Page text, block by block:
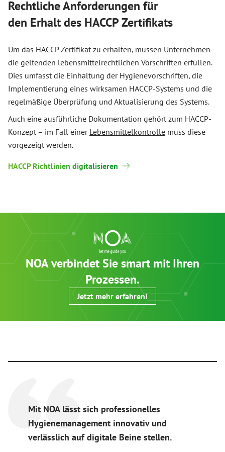
Rechtliche Anforderungen für
den Erhalt des HACCP Zertifikats
Um das HACCP Zertifikat zu erhalten, müssen Unternehmen
die geltenden lebensmittelrechtlichen Vorschriften erfüllen.
Dies umfasst die Einhaltung der Hygienevorschriften, die
Implementierung eines wirksamen HACCP-Systems und die
regelmäßige Überprüfung und Aktualisierung des Systems.
Auch eine ausführliche Dokumentation gehört zum HACCP-
Konzept – im Fall einer Lebensmittelkontrolle muss diese
vorgezeigt werden.
HACCP Richtlinien digitalisieren
NOA verbindet Sie smart mit Ihren
Prozessen.
Jetzt mehr erfahren!
Mit NOA lässt sich professionelles
Hygienemanagement innovativ und
verlässlich auf digitale Beine stellen.